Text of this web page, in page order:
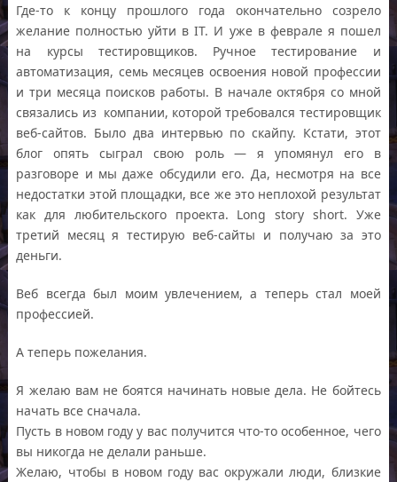
Где-то к концу прошлого года окончательно созрело
желание полностью уйти в IT. И уже в феврале я пошел
на курсы тестировщиков. Ручное тестирование и
автоматизация, семь месяцев освоения новой профессии
и три месяца поисков работы. В начале октября со мной
связались из компании, которой требовался тестировщик
веб-сайтов. Было два интервью по скайпу. Кстати, этот
блог опять сыграл свою роль — я упомянул его в
разговоре и мы даже обсудили его. Да, несмотря на все
недостатки этой площадки, все же это неплохой результат
как для любительского проекта. Long story short. Уже
третий месяц я тестирую веб-сайты и получаю за это
деньги.
Веб всегда был моим увлечением, а теперь стал моей
профессией.
А теперь пожелания.
Я желаю вам не боятся начинать новые дела. Не бойтесь
начать все сначала.
Пусть в новом году у вас получится что-то особенное, чего
вы никогда не делали раньше.
Желаю, чтобы в новом году вас окружали люди, близкие